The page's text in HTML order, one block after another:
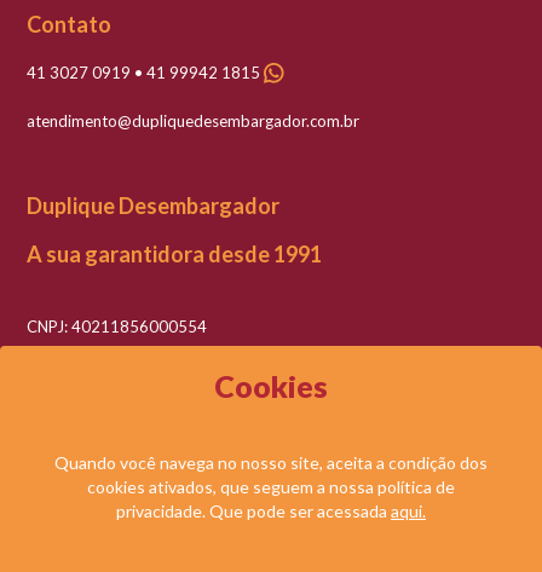
Cookies
Quando você navega no nosso site, aceita a condição dos
cookies ativados, que seguem a nossa política de
privacidade. Que pode ser acessada aqui.
Contato
41 3027 0919 • 41 99942 1815
atendimento@dupliquedesembargador.com.br
Duplique Desembargador
A sua garantidora desde 1991
CNPJ: 40211856000554
Razão social: Duplique Desembargador LTDA
© DUPLIQUE DESEMBARGADOR LTDA. TODOS OS DIREITOS RESERVADOS.